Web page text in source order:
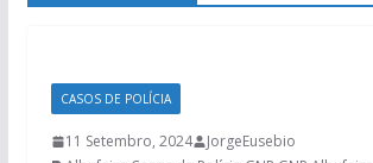
CASOS DE POLÍCIA
11 Setembro, 2024
JorgeEusebio